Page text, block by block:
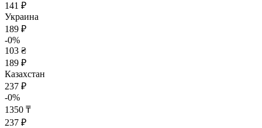
141 ₽
Украина
189 ₽
-0%
103 ₴
189 ₽
Казахстан
237 ₽
-0%
1350 ₸
237 ₽